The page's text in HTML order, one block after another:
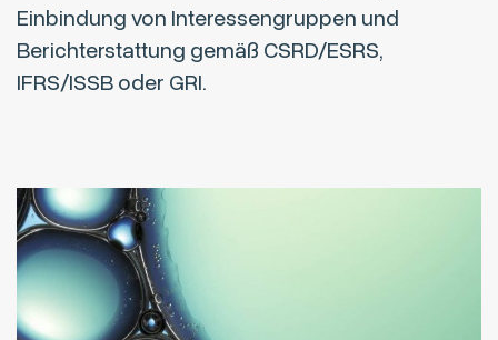
Einbindung von Interessengruppen und
Berichterstattung gemäß CSRD/ESRS,
IFRS/ISSB oder GRI.